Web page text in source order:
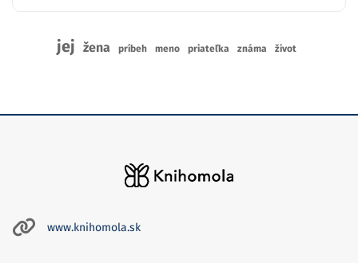
jej žena príbeh meno priateľka známa život
www.knihomola.sk